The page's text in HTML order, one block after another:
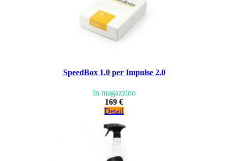
SpeedBox 1.0 per Impulse 2.0
In magazzino
169 €
Detail